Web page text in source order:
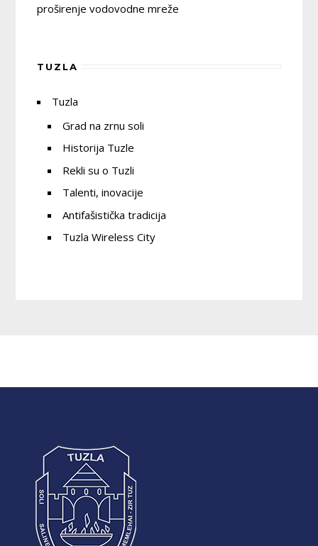
proširenje vodovodne mreže
TUZLA
Tuzla
Grad na zrnu soli
Historija Tuzle
Rekli su o Tuzli
Talenti, inovacije
Antifašistička tradicija
Tuzla Wireless City